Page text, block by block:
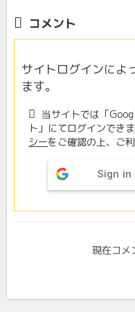
コメント
サイトログインによ
ます。
当サイトでは「
ト」にてログインできま
シーをご確認の上、ご利
Sign in
現在コメ